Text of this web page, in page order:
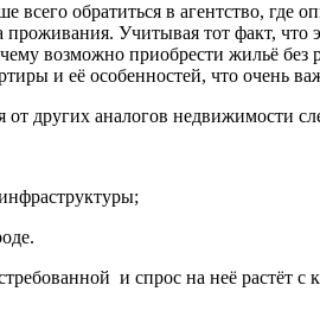
обратиться в агентство,
Учитывая тот факт,
возможно приобрести жильё
и её особенностей, что очень
от других аналогов недвижимости
и спрос на неё растёт с